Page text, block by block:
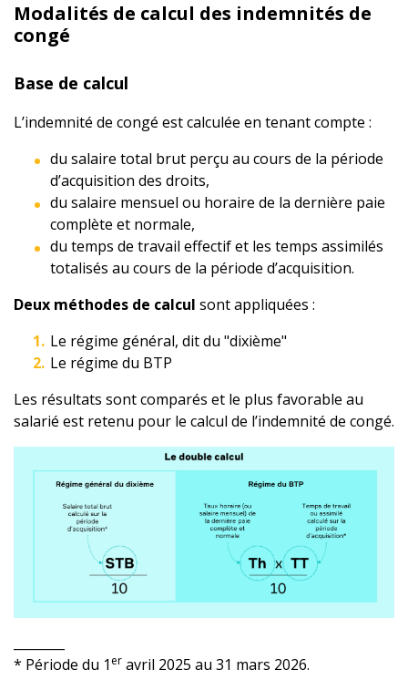
Modalités de calcul des indemnités de
congé
Base de calcul
L’indemnité de congé est calculée en tenant compte :
du salaire total brut perçu au cours de la période
d’acquisition des droits,
du salaire mensuel ou horaire de la dernière paie
complète et normale,
du temps de travail effectif et les temps assimilés
totalisés au cours de la période d’acquisition.
Deux méthodes de calcul sont appliquées :
Le régime général, dit du "dixième"
Le régime du BTP
Les résultats sont comparés et le plus favorable au
salarié est retenu pour le calcul de l’indemnité de congé.
* Période du 1 er avril 2025 au 31 mars 2026.